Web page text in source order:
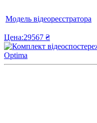
Модель відеореєстратора
Цена:29567 ₴